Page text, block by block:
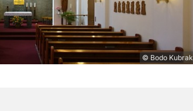
© Bodo Kubrak